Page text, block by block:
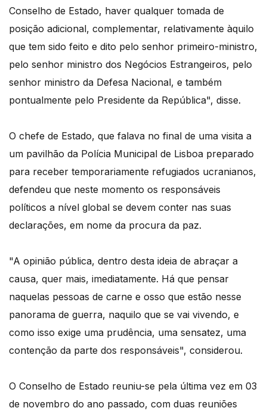
Conselho de Estado, haver qualquer tomada de
posição adicional, complementar, relativamente àquilo
que tem sido feito e dito pelo senhor primeiro-ministro,
pelo senhor ministro dos Negócios Estrangeiros, pelo
senhor ministro da Defesa Nacional, e também
pontualmente pelo Presidente da República", disse.
O chefe de Estado, que falava no final de uma visita a
um pavilhão da Polícia Municipal de Lisboa preparado
para receber temporariamente refugiados ucranianos,
defendeu que neste momento os responsáveis
políticos a nível global se devem conter nas suas
declarações, em nome da procura da paz.
"A opinião pública, dentro desta ideia de abraçar a
causa, quer mais, imediatamente. Há que pensar
naquelas pessoas de carne e osso que estão nesse
panorama de guerra, naquilo que se vai vivendo, e
como isso exige uma prudência, uma sensatez, uma
contenção da parte dos responsáveis", considerou.
O Conselho de Estado reuniu-se pela última vez em 03
de novembro do ano passado, com duas reuniões